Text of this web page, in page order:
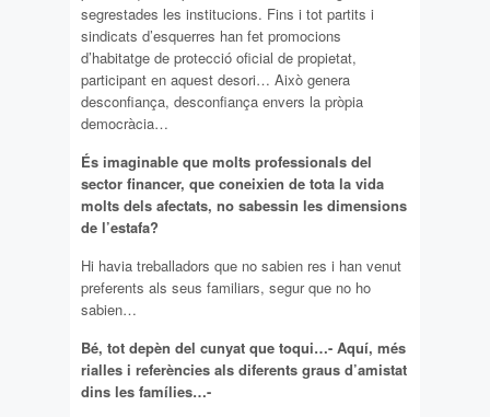
segrestades les institucions. Fins i tot partits i
sindicats d’esquerres han fet promocions
d’habitatge de protecció oficial de propietat,
participant en aquest desori… Això genera
desconfiança, desconfiança envers la pròpia
democràcia…
És imaginable que molts professionals del
sector financer, que coneixien de tota la vida
molts dels afectats, no sabessin les dimensions
de l’estafa?
Hi havia treballadors que no sabien res i han venut
preferents als seus familiars, segur que no ho
sabien…
Bé, tot depèn del cunyat que toqui…- Aquí, més
rialles i referències als diferents graus d’amistat
dins les famílies…-